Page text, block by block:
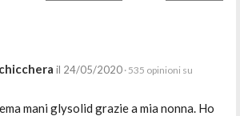
il 24/05/2020 · 535 opinioni su
mani glysolid grazie a mia nonna. Ho